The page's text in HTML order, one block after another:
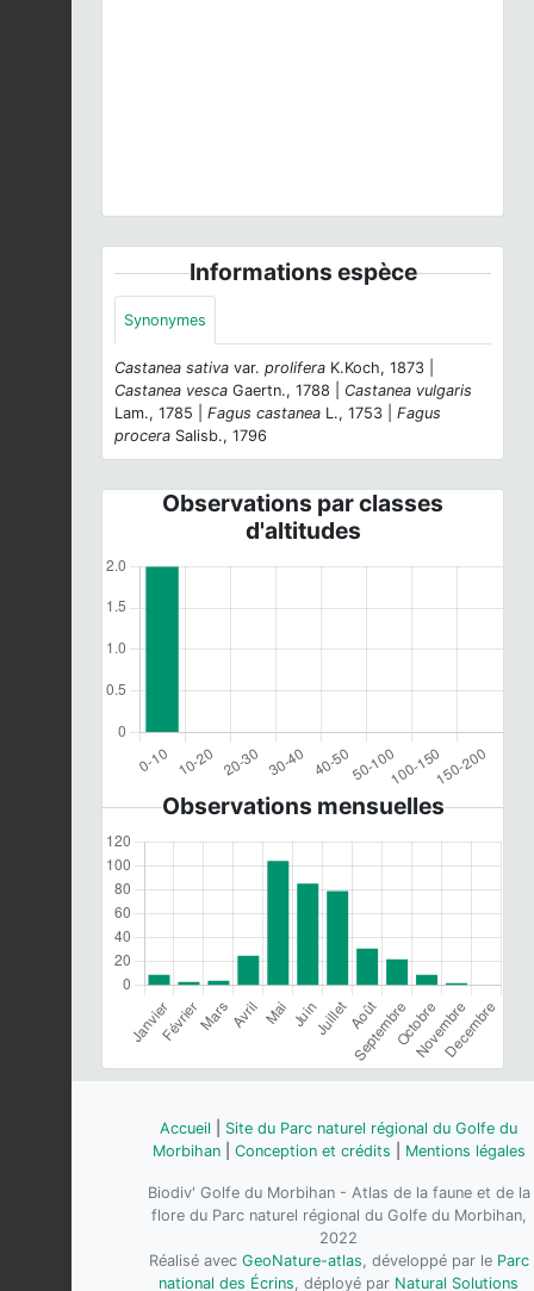
Informations espèce
Synonymes
Castanea sativa var. prolifera K.Koch, 1873 |
Castanea vesca Gaertn., 1788 | Castanea vulgaris
Lam., 1785 | Fagus castanea L., 1753 | Fagus
procera Salisb., 1796
Observations par classes
d'altitudes
Observations mensuelles
Accueil
Site du Parc naturel régional du Golfe du
Morbihan| Conception et crédits Mentions légales
Biodiv' Golfe du Morbihan - Atlas de la faune et de la
flore du Parc naturel régional du Golfe du Morbihan,
2022
Réalisé avec GeoNature-atlas, développé par le Parc
national des Écrins, déployé par Natural Solutions